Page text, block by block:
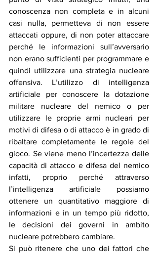
conoscenza non completa e in alcuni
casi nulla, permetteva di non essere
attaccati oppure, di non poter attaccare
perché le informazioni sull’avversario
non erano sufficienti per programmare e
quindi utilizzare una strategia nucleare
offensiva. L’utilizzo di intelligenza
artificiale per conoscere la dotazione
militare nucleare del nemico o per
utilizzare le proprie armi nucleari per
motivi di difesa o di attacco è in grado di
ribaltare completamente le regole del
gioco. Se viene meno l’incertezza delle
capacità di attacco e difesa del nemico
infatti, proprio perché attraverso
l’intelligenza artificiale possiamo
ottenere un quantitativo maggiore di
informazioni e in un tempo più ridotto,
le decisioni dei governi in ambito
nucleare potrebbero cambiare.
Si può ritenere che uno dei fattori che